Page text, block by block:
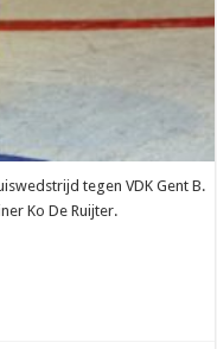
tegen VDK Gent B.
Ko De Ruijter.